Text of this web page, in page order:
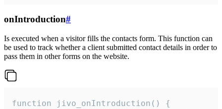
onIntroduction#
Is executed when a visitor fills the contacts form. This function can
be used to track whether a client submitted contact details in order to
pass them in other forms on the website.
function jivo_onIntroduction() {